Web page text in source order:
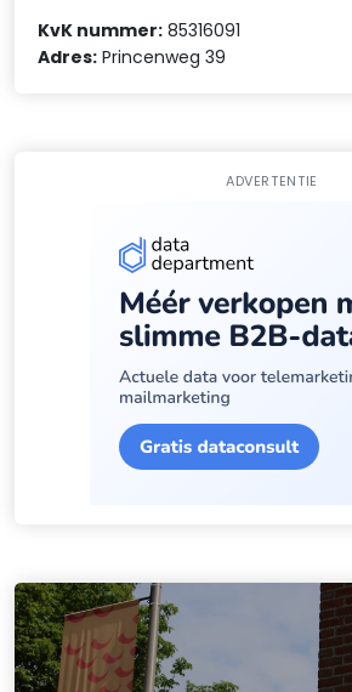
KvK nummer: 85316091
Adres: Princenweg 39
ADVERTENTIE